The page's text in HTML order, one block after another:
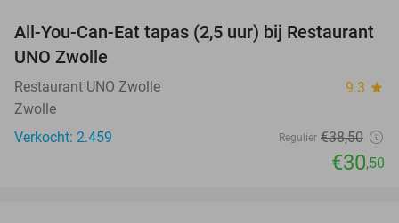
21%
All-You-Can-Eat tapas (2,5 uur) bij Restaurant
UNO Zwolle
Restaurant UNO Zwolle 9.3 star
Zwolle
Verkocht: 2.459
Regulier €38,50
€30,50